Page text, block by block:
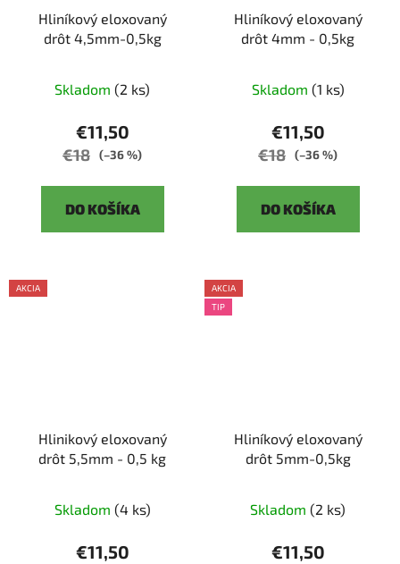
Hliníkový eloxovaný
drôt 4,5mm-0,5kg
Skladom (2 ks)
€11,50
€18 (–36 %)
DO KOŠÍKA
Hliníkový eloxovaný
drôt 4mm - 0,5kg
Skladom (1 ks)
€11,50
€18 (–36 %)
DO KOŠÍKA
AKCIA
Hlinikový eloxovaný
drôt 5,5mm - 0,5 kg
Skladom (4 ks)
€11,50
AKCIA
TIP
Hliníkový eloxovaný
drôt 5mm-0,5kg
Skladom (2 ks)
€11,50